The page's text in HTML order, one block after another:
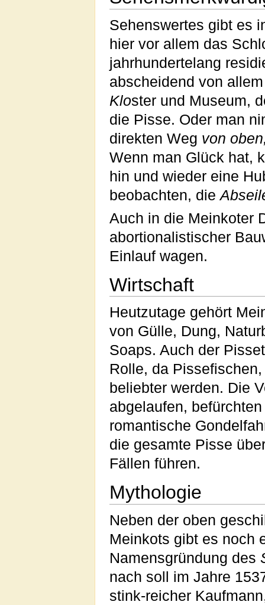
Sehenswertes gibt es
hier vor allem das
jahrhundertelang
abscheidend von
Kloster und Museum,
die Pisse. Oder man
direkten Weg von
Wenn man Glück hat,
hin und wieder eine
beobachten, die
Auch in die Meinkoter
abortionalistischer
Einlauf wagen.
Wirtschaft
Heutzutage gehört
von Gülle, Dung,
Soaps. Auch der
Rolle, da
beliebter werden. Die
abgelaufen,
romantische
die gesamte Pisse
Fällen führen.
Mythologie
Neben der oben
Meinkots gibt es noch
Namensgründung des
nach soll im Jahre
stink-reicher